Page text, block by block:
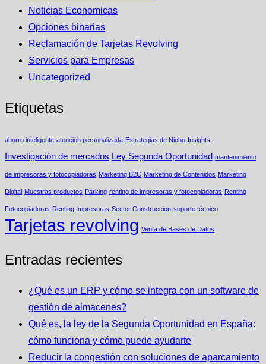
Noticias Economicas
Opciones binarias
Reclamación de Tarjetas Revolving
Servicios para Empresas
Uncategorized
Etiquetas
ahorro inteligente atención personalizada Estrategias de Nicho Insights
Investigación de mercados Ley Segunda Oportunidad mantenimiento
de impresoras y fotocopiadoras Marketing B2C Marketing de Contenidos Marketing
Digital Muestras productos Parking renting de impresoras y fotocopiadoras Renting
Fotocopiadoras Renting Impresoras Sector Construccion soporte técnico
Tarjetas revolving Venta de Bases de Datos
Entradas recientes
¿Qué es un ERP y cómo se integra con un software de
gestión de almacenes?
Qué es, la ley de la Segunda Oportunidad en España:
cómo funciona y cómo puede ayudarte
Reducir la congestión con soluciones de aparcamiento